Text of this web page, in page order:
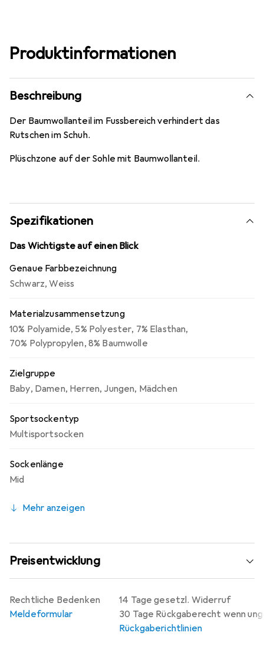
Produktinformationen
Beschreibung
Der Baumwollanteil im Fussbereich verhindert das
Rutschen im Schuh.
Plüschzone auf der Sohle mit Baumwollanteil.
Spezifikationen
Das Wichtigste auf einen Blick
Genaue Farbbezeichnung
Schwarz,Weiss
Materialzusammensetzung
10% Polyamide, 5% Polyester, 7% Elasthan,
70% Polypropylen, 8% Baumwolle
Zielgruppe
Baby, Damen, Herren, Jungen, Mädchen
Sportsockentyp
Multisportsocken
Sockenlänge
Mid
Mehr anzeigen
Preisentwicklung
14 Tage gesetzl. Widerruf
30 Tage Rückgaberecht wenn
Rückgaberichtlinien
Rechtliche Bedenken
Meldeformular